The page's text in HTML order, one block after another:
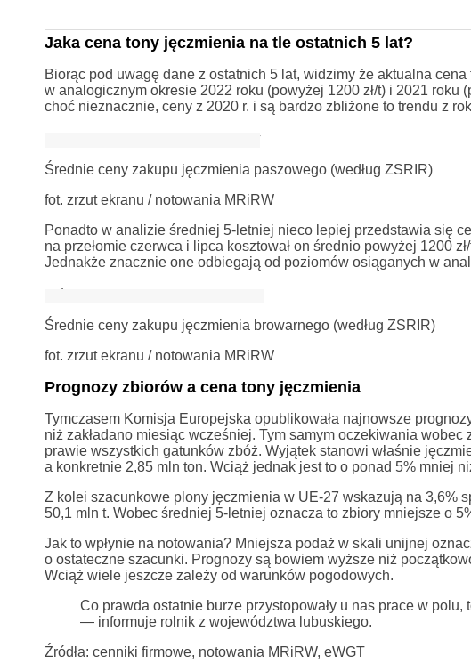
Jaka cena tony jęczmienia na tle ostatnich 5 lat?
Biorąc pod uwagę dane z ostatnich 5 lat, widzimy że aktualna
w analogicznym okresie 2022 roku (powyżej 1200 zł/t) i 2021 roku
choć nieznacznie, ceny z 2020 r. i są bardzo zbliżone to trendu z
Średnie ceny zakupu jęczmienia paszowego (według ZSRIR)
fot. zrzut ekranu / notowania MRiRW
Ponadto w analizie średniej 5-letniej nieco lepiej przedstawia się
na przełomie czerwca i lipca kosztował on średnio powyżej 1200
Jednakże znacznie one odbiegają od poziomów osiąganych w
Średnie ceny zakupu jęczmienia browarnego (według ZSRIR)
fot. zrzut ekranu / notowania MRiRW
Prognozy zbiorów a cena tony jęczmienia
Tymczasem Komisja Europejska opublikowała najnowsze
niż zakładano miesiąc wcześniej. Tym samym oczekiwania
prawie wszystkich gatunków zbóż. Wyjątek stanowi właśnie
a konkretnie 2,85 mln ton. Wciąż jednak jest to o ponad 5% mniej
Z kolei szacunkowe plony jęczmienia w UE-27 wskazują na 3,6%
50,1 mln t. Wobec średniej 5-letniej oznacza to zbiory mniejsze o
Jak to wpłynie na notowania? Mniejsza podaż w skali unijnej
o ostateczne szacunki. Prognozy są bowiem wyższe niż
Wciąż wiele jeszcze zależy od warunków pogodowych.
Co prawda ostatnie burze przystopowały u nas prace w
— informuje rolnik z województwa lubuskiego.
Źródła: cenniki firmowe, notowania MRiRW, eWGT